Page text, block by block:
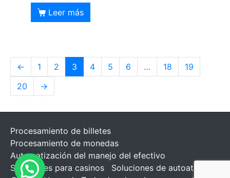
Leer más
← 1 2 3 4 5 6 … 18
19
20
→
Procesamiento de billetes
Procesamiento de monedas
Automatización del manejo del efectivo
Soluciones para casinos
Soluciones de autoatención